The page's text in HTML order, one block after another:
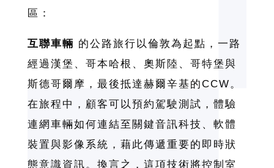
區：
互聯車輛 的公路旅行以倫敦為起點，一路
經過漢堡、哥本哈根、奧斯陸、哥特堡與
斯德哥爾摩，最後抵達赫爾辛基的CCW。
在旅程中，顧客可以預約駕駛測試，體驗
連網車輛如何連結至關鍵音訊科技、軟體
裝置與影像系統，藉此傳遞重要的即時狀
態意識資訊。換言之，這項技術將控制室